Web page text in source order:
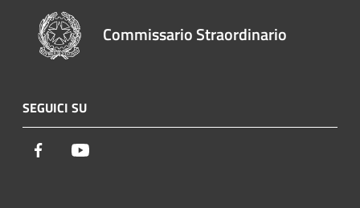
Commissario Straordinario
SEGUICI SU
Facebook